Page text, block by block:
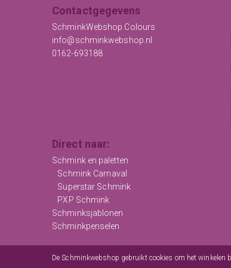
Contactgegevens
SchminkWebshop Colours
info@schminkwebshop.nl
0162-693188
Direct naar:
Schmink en paletten
Schmink Carnaval
Superstar Schmink
PXP Schmink
Schminksjablonen
Schminkpenselen
Copyright © 2012 - 2026De Schminkwebshop
De Schminkwebshop gebruikt cookies om het